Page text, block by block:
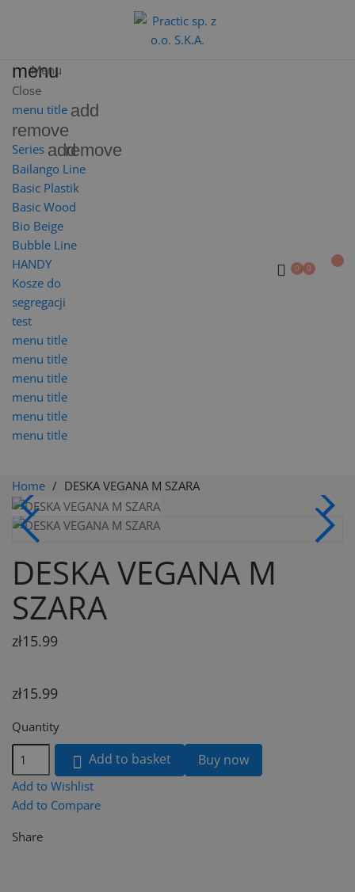
menu
Menu
Close
menu title add
remove
Series addremove
Bailango Line
Basic Plastik
Basic Wood
Bio Beige
Bubble Line
HANDY
Kosze do
segregacji
test
menu title
menu title
menu title
menu title
menu title
menu title
Home DESKA VEGANA M SZARA
DESKA VEGANA M
SZARA
zł15.99
zł15.99
Quantity
 Add to basket Buy now
Add to Wishlist
Add to Compare
Share